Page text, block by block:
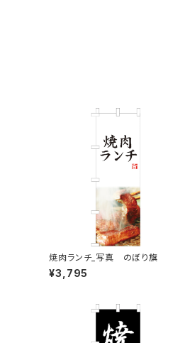
焼肉ランチ_写真 のぼり旗
¥3,795